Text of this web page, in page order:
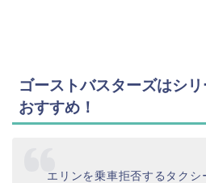
ゴーストバスターズはシ
おすすめ！
エリンを乗車拒否するタクシ